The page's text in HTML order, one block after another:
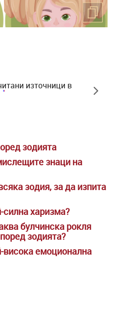
източници в
зодията
знаци на
зодия, за да изпита
силна харизма?
булчинска рокля
зодията?
висока емоционална